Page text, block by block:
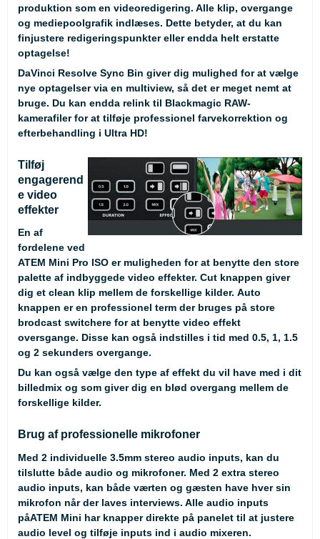
produktion som en videoredigering. Alle klip, overgange
og mediepoolgrafik indlæses. Dette betyder, at du kan
finjustere redigeringspunkter eller endda helt erstatte
optagelse!
DaVinci Resolve Sync Bin giver dig mulighed for at vælge
nye optagelser via en multiview, så det er meget nemt at
bruge. Du kan endda relink til Blackmagic RAW-
kamerafiler for at tilføje professionel farvekorrektion og
efterbehandling i Ultra HD!
Tilføj
engagerend
e video
effekter
En af
fordelene ved
ATEM Mini Pro ISO er muligheden for at benytte den store
palette af indbyggede video effekter. Cut knappen giver
dig et clean klip mellem de forskellige kilder. Auto
knappen er en professionel term der bruges på store
brodcast switchere for at benytte video effekt
oversgange. Disse kan også indstilles i tid med 0.5, 1, 1.5
og 2 sekunders overgange.
Du kan også vælge den type af effekt du vil have med i dit
billedmix og som giver dig en blød overgang mellem de
forskellige kilder.
Brug af professionelle mikrofoner
Med 2 individuelle 3.5mm stereo audio inputs, kan du
tilslutte både audio og mikrofoner. Med 2 extra stereo
audio inputs, kan både værten og gæsten have hver sin
mikrofon når der laves interviews. Alle audio inputs
påATEM Mini har knapper direkte på panelet til at justere
audio level og tilføje inputs ind i audio mixeren.